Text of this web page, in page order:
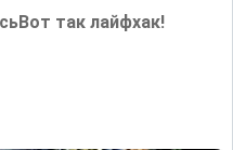
так лайфхак!